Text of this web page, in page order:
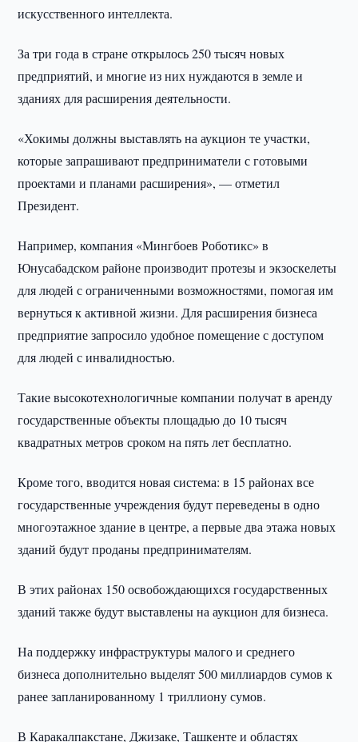
искусственного интеллекта.
За три года в стране открылось 250 тысяч новых
предприятий, и многие из них нуждаются в земле и
зданиях для расширения деятельности.
«Хокимы должны выставлять на аукцион те участки,
которые запрашивают предприниматели с готовыми
проектами и планами расширения», — отметил
Президент.
Например, компания «Мингбоев Роботикс» в
Юнусабадском районе производит протезы и экзоскелеты
для людей с ограниченными возможностями, помогая им
вернуться к активной жизни. Для расширения бизнеса
предприятие запросило удобное помещение с доступом
для людей с инвалидностью.
Такие высокотехнологичные компании получат в аренду
государственные объекты площадью до 10 тысяч
квадратных метров сроком на пять лет бесплатно.
Кроме того, вводится новая система: в 15 районах все
государственные учреждения будут переведены в одно
многоэтажное здание в центре, а первые два этажа новых
зданий будут проданы предпринимателям.
В этих районах 150 освобождающихся государственных
зданий также будут выставлены на аукцион для бизнеса.
На поддержку инфраструктуры малого и среднего
бизнеса дополнительно выделят 500 миллиардов сумов к
ранее запланированному 1 триллиону сумов.
В Каракалпакстане, Джизаке, Ташкенте и областях